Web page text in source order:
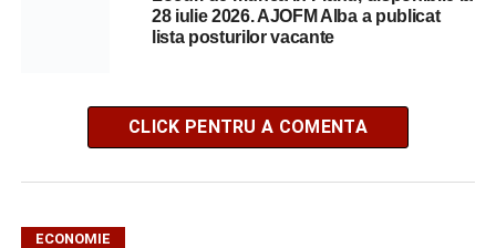
28 iulie 2026. AJOFM Alba a publicat
lista posturilor vacante
CLICK PENTRU A COMENTA
ECONOMIE